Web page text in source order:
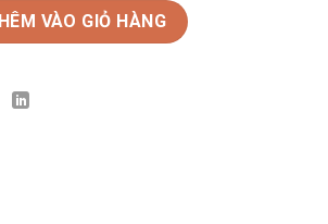
de Camensac số lượng
VÀO GIỎ HÀNG